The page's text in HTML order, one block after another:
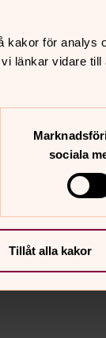
kakor för analys
länkar vidare till
sociala
Tillåt alla kakor